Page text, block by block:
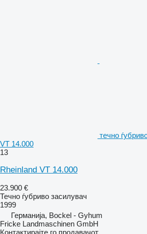
течно
VT 14.000
13
Rheinland VT 14.000
23.900 €
Течно ѓубриво засилувач
1999
Германија, Bockel - Gyhum
Fricke Landmaschinen GmbH
Контактирајте го продавачот